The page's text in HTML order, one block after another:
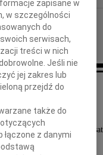
naszej stacji - Telewizji
o Tobie pamiętać.
zapisane w
w szczególności
do
serwisach,
treści w nich
Jeśli nie
jej zakres lub
przejdź do
także do
z danymi